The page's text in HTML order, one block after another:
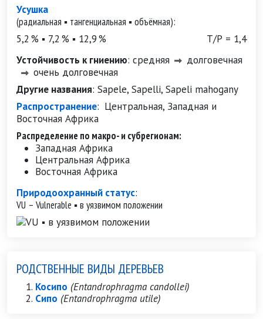
Усушка
(радиальная ▪ тангенциальная ▪ объёмная):
5,2 % ▪ 7,2 % ▪ 12,9 %
Т/Р = 1,4
Устойчивость к гниению: средняя
долговечная
очень долговечная
Другие названия: Sapele, Sapelli, Sapeli mahogany
Распространение: Центральная, Западная и
Восточная Африка
Распределение по макро- и субрегионам:
Западная Африка
Центральная Африка
Восточная Африка
Природоохранный статус:
VU – Vulnerable ▪ в уязвимом положении
РОДСТВЕННЫЕ ВИДЫ ДЕРЕВЬЕВ
Косипо (Entandrophragma candollei)
Сипо (Entandrophragma utile)